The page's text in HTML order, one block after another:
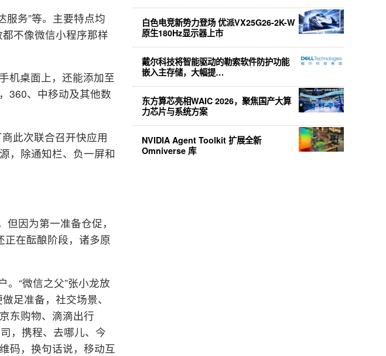
服务”等。主要特点均
不像微信小程序那样
机桌面上，还能添加至
360、中移动及其他数
此次联合召开快应用
，除通知栏、负一屏和
因为第一准备仓促，
在酝酿阶段，诸多原
“微信之父”张小龙放
足准备，社交场景、
东购物、滴滴出行
，携程、去哪儿、今
码，换句话说，移动互
白色电竞新势力登场 优派VX25G26-2K-W
原生180Hz显示器上市
戴尔科技将智能驱动的勒索软件防护功能
嵌入主存储，大幅提…
东方算芯亮相WAIC 2026，聚焦国产大算
力芯片与系统方案
NVIDIA Agent Toolkit 扩展全新
Omniverse 库